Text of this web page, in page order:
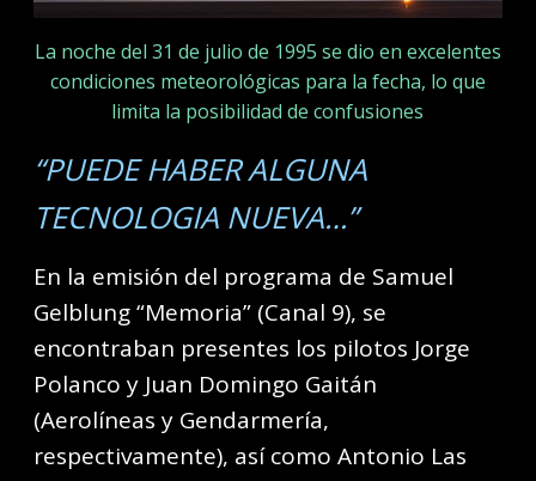
La noche del 31 de julio de 1995 se dio en excelentes
condiciones meteorológicas para la fecha, lo que
limita la posibilidad de confusiones
“PUEDE HABER ALGUNA
TECNOLOGIA NUEVA…”
En la emisión del programa de Samuel
Gelblung “Memoria” (Canal 9), se
encontraban presentes los pilotos Jorge
Polanco y Juan Domingo Gaitán
(Aerolíneas y Gendarmería,
respectivamente), así como Antonio Las